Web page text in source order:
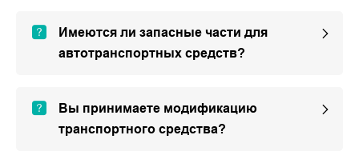
Имеются ли запасные части для
автотранспортных средств?
Вы принимаете модификацию
транспортного средства?